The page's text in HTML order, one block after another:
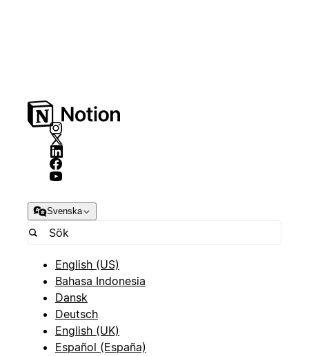
Svenska
English (US)
Bahasa Indonesia
Dansk
Deutsch
English (UK)
Español (España)